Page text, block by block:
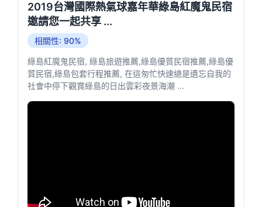
2019台灣國際熱氣球嘉年華綠島紅魔鬼民宿
邀請您一起共享 ...
相關性: 90%
綠島紅魔鬼民宿, 綠島旅遊推薦,綠島優質民宿推薦,綠島優
質民宿,綠島包套行程推薦, 在這匆忙快速總是遺忘自我的
社會中停下觀賞綠島的日出雲彩夜景海潮 ...